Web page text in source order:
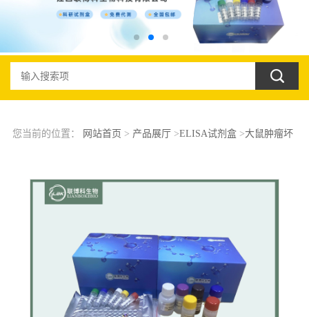
您当前的位置： 网站首页 > 产品展厅 >ELISA试剂盒>大鼠肿瘤坏